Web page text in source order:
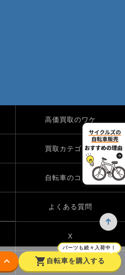
keyboard_arrow_down shopping_cart
パーツも続々入荷中！
自転車を購入する
高価買取のワケ
買取カテゴリー
自転車のコラム
よくある質問
X